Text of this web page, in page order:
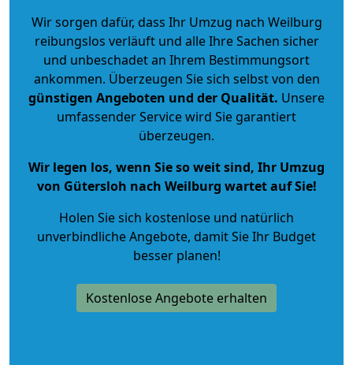
Wir sorgen dafür, dass Ihr Umzug nach Weilburg
reibungslos verläuft und alle Ihre Sachen sicher
und unbeschadet an Ihrem Bestimmungsort
ankommen. Überzeugen Sie sich selbst von den
günstigen Angeboten und der Qualität. Unsere
umfassender Service wird Sie garantiert
überzeugen.
Wir legen los, wenn Sie so weit sind, Ihr Umzug
von Gütersloh nach Weilburg wartet auf Sie!
Holen Sie sich kostenlose und natürlich
unverbindliche Angebote, damit Sie Ihr Budget
besser planen!
Kostenlose Angebote erhalten